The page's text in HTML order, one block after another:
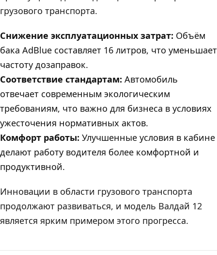
грузового транспорта.
Снижение эксплуатационных затрат: Объём
бака AdBlue составляет 16 литров, что уменьшает
частоту дозаправок.
Соответствие стандартам: Автомобиль
отвечает современным экологическим
требованиям, что важно для бизнеса в условиях
ужесточения нормативных актов.
Комфорт работы: Улучшенные условия в кабине
делают работу водителя более комфортной и
продуктивной.
Инновации в области грузового транспорта
продолжают развиваться, и модель Валдай 12
является ярким примером этого прогресса.